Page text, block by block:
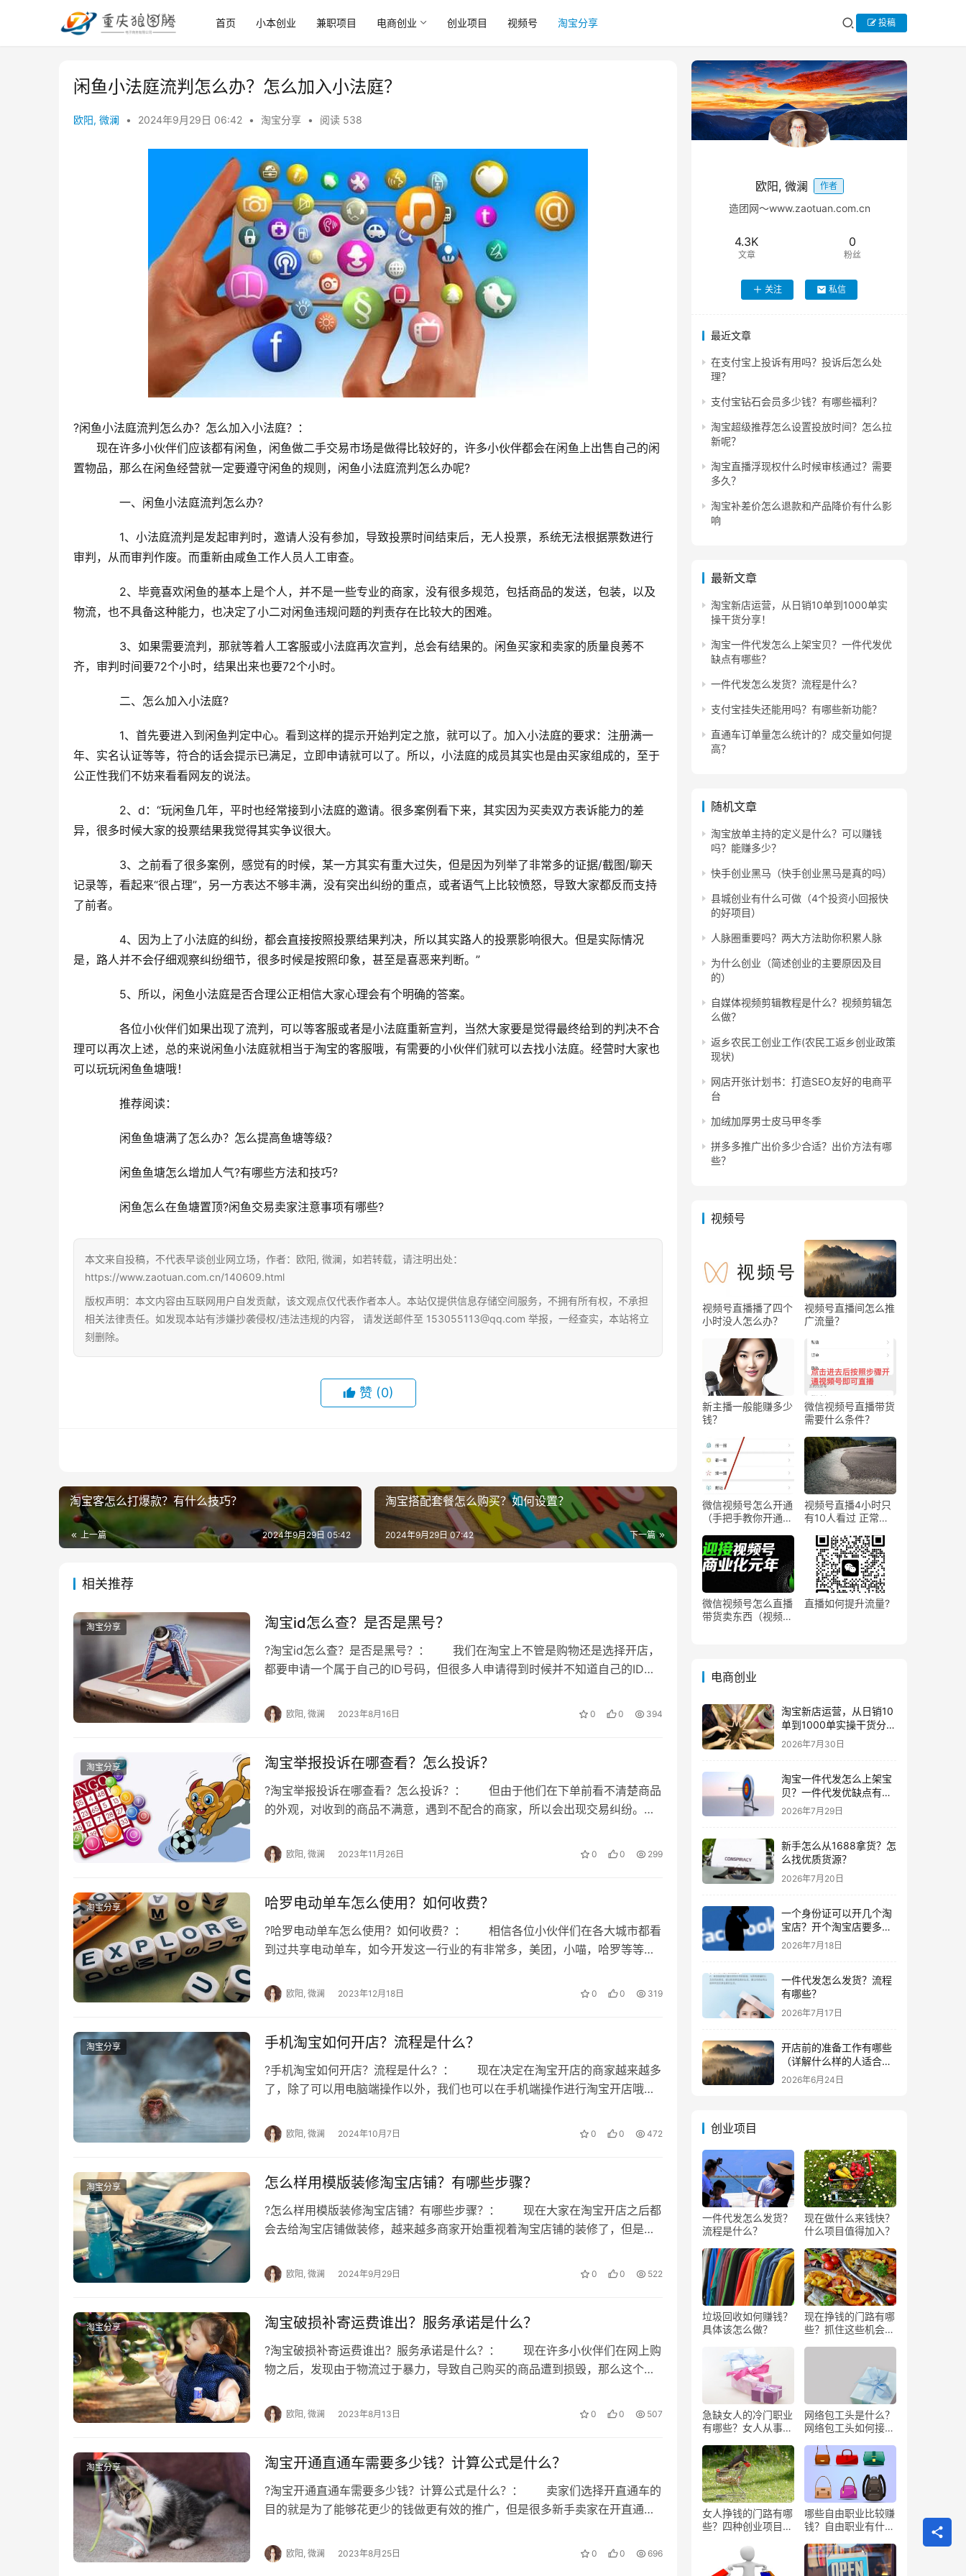
首页 小本创业 兼职项目 电商创业 创业项目 视频号 淘宝分享 投稿
闲鱼小法庭流判怎么办？怎么加入小法庭？
欧阳, 微澜 • 2024年9月29日 06:42 • 淘宝分享 • 阅读 538
?闲鱼小法庭流判怎么办？怎么加入小法庭？：
现在许多小伙伴们应该都有闲鱼，闲鱼做二手交易市场是做得比较好的，许多小伙伴都会在闲鱼上出售自己的闲
置物品，那么在闲鱼经营就一定要遵守闲鱼的规则，闲鱼小法庭流判怎么办呢?
一、闲鱼小法庭流判怎么办?
1、小法庭流判是发起审判时，邀请人没有参加，导致投票时间结束后，无人投票，系统无法根据票数进行
审判，从而审判作废。而重新由咸鱼工作人员人工审查。
2、毕竟喜欢闲鱼的基本上是个人，并不是一些专业的商家，没有很多规范，包括商品的发送，包装，以及
物流，也不具备这种能力，也决定了小二对闲鱼违规问题的判责存在比较大的困难。
3、如果需要流判，那就等着人工客服或小法庭再次宣判，总会有结果的。闲鱼买家和卖家的质量良莠不
齐，审判时间要72个小时，结果出来也要72个小时。
二、怎么加入小法庭?
1、首先要进入到闲鱼判定中心。看到这样的提示开始判定之旅，就可以了。加入小法庭的要求：注册满一
年、实名认证等等，符合的话会提示已满足，立即申请就可以了。所以，小法庭的成员其实也是由买家组成的，至于
公正性我们不妨来看看网友的说法。
2、d：“玩闲鱼几年，平时也经常接到小法庭的邀请。很多案例看下来，其实因为买卖双方表诉能力的差
异，很多时候大家的投票结果我觉得其实争议很大。
3、之前看了很多案例，感觉有的时候，某一方其实有重大过失，但是因为列举了非常多的证据/截图/聊天
记录等，看起来“很占理”，另一方表达不够丰满，没有突出纠纷的重点，或者语气上比较愤怒，导致大家都反而支持
了前者。
4、因为上了小法庭的纠纷，都会直接按照投票结果判决，所以其实路人的投票影响很大。但是实际情况
是，路人并不会仔细观察纠纷细节，很多时候是按照印象，甚至是喜恶来判断。”
5、所以，闲鱼小法庭是否合理公正相信大家心理会有个明确的答案。
各位小伙伴们如果出现了流判，可以等客服或者是小法庭重新宣判，当然大家要是觉得最终给到的判决不合
理可以再次上述，总的来说闲鱼小法庭就相当于淘宝的客服哦，有需要的小伙伴们就可以去找小法庭。经营时大家也
可以玩玩闲鱼鱼塘哦！
推荐阅读：
闲鱼鱼塘满了怎么办？怎么提高鱼塘等级？
闲鱼鱼塘怎么增加人气?有哪些方法和技巧?
闲鱼怎么在鱼塘置顶?闲鱼交易卖家注意事项有哪些?
本文来自投稿，不代表早谈创业网立场，作者：欧阳, 微澜，如若转载，请注明出处：
https://www.zaotuan.com.cn/140609.html
版权声明：本文内容由互联网用户自发贡献，该文观点仅代表作者本人。本站仅提供信息存储空间服务，不拥有所有权，不承担
相关法律责任。如发现本站有涉嫌抄袭侵权/违法违规的内容， 请发送邮件至 153055113@qq.com 举报，一经查实，本站将立
刻删除。
赞 (0)
淘宝客怎么打爆款？有什么技巧？
上一篇 2024年9月29日 05:42
淘宝搭配套餐怎么购买？如何设置？
下一篇
2024年9月29日 07:42
相关推荐
淘宝分享 淘宝id怎么查？是否是黑号？
?淘宝id怎么查？是否是黑号？： 我们在淘宝上不管是购物还是选择开店，
都要申请一个属于自己的ID号码，但很多人申请得到时候并不知道自己的ID
欧阳, 微澜 2023年8月16日 0 0 394
淘宝分享 淘宝举报投诉在哪查看？怎么投诉？
?淘宝举报投诉在哪查看？怎么投诉？： 但由于他们在下单前看不清楚商品
的外观，对收到的商品不满意，遇到不配合的商家，所以会出现交易纠纷。
欧阳, 微澜 2023年11月26日 0 0 299
淘宝分享 哈罗电动单车怎么使用？如何收费？
?哈罗电动单车怎么使用？如何收费？： 相信各位小伙伴们在各大城市都看
到过共享电动单车，如今开发这一行业的有非常多，美团，小喵，哈罗等等。
欧阳, 微澜 2023年12月18日 0 0 319
淘宝分享 手机淘宝如何开店？流程是什么？
?手机淘宝如何开店？流程是什么？： 现在决定在淘宝开店的商家越来越多
了，除了可以用电脑端操作以外，我们也可以在手机端操作进行淘宝开店哦，
欧阳, 微澜 2024年10月7日 0 0 472
淘宝分享 怎么样用模版装修淘宝店铺？有哪些步骤？
?怎么样用模版装修淘宝店铺？有哪些步骤？： 现在大家在淘宝开店之后都
会去给淘宝店铺做装修，越来越多商家开始重视着淘宝店铺的装修了，但是装
欧阳, 微澜 2024年9月29日 0 0 522
淘宝分享 淘宝破损补寄运费谁出？服务承诺是什么？
?淘宝破损补寄运费谁出？服务承诺是什么？： 现在许多小伙伴们在网上购
物之后，发现由于物流过于暴力，导致自己购买的商品遭到损毁，那么这个时
欧阳, 微澜 2023年8月13日 0 0 507
淘宝分享 淘宝开通直通车需要多少钱？计算公式是什么？
?淘宝开通直通车需要多少钱？计算公式是什么？： 卖家们选择开直通车的
目的就是为了能够花更少的钱做更有效的推广，但是很多新手卖家在开直通车
欧阳, 微澜 2023年8月25日 0 0 696
欧阳, 微澜 作者
造团网～www.zaotuan.com.cn
4.3K
文章
0
粉丝
关注 私信
最近文章
在支付宝上投诉有用吗？投诉后怎么处
理？
支付宝钻石会员多少钱？有哪些福利？
淘宝超级推荐怎么设置投放时间？怎么拉
新呢？
淘宝直播浮现权什么时候审核通过？需要
多久？
淘宝补差价怎么退款和产品降价有什么影
响
最新文章
淘宝新店运营，从日销10单到1000单实
操干货分享！
淘宝一件代发怎么上架宝贝？一件代发优
缺点有哪些？
一件代发怎么发货？流程是什么？
支付宝挂失还能用吗？有哪些新功能？
直通车订单量怎么统计的？成交量如何提
高？
随机文章
淘宝放单主持的定义是什么？可以赚钱
吗？能赚多少？
快手创业黑马（快手创业黑马是真的吗）
县城创业有什么可做（4个投资小回报快
的好项目）
人脉圈重要吗？两大方法助你积累人脉
为什么创业（简述创业的主要原因及目
的）
自媒体视频剪辑教程是什么？视频剪辑怎
么做？
返乡农民工创业工作(农民工返乡创业政策
现状)
网店开张计划书：打造SEO友好的电商平
台
加绒加厚男士皮马甲冬季
拼多多推广出价多少合适？出价方法有哪
些？
视频号
视频号直播播了四个
小时没人怎么办？
视频号直播间怎么推
广流量？
新主播一般能赚多少
钱？
微信视频号直播带货
需要什么条件？
微信视频号怎么开通
（手把手教你开通微
视频号直播4小时只
有10人看过 正常
微信视频号怎么直播
带货卖东西（视频号
直播如何提升流量?
电商创业
淘宝新店运营，从日销10
单到1000单实操干货分
享！
2026年7月30日
淘宝一件代发怎么上架宝
贝？一件代发优缺点有哪
些？
2026年7月29日
新手怎么从1688拿货？怎
么找优质货源？
2026年7月20日
一个身份证可以开几个淘
宝店？开个淘宝店要多少
钱？
2026年7月18日
一件代发怎么发货？流程
有哪些？
2026年7月17日
开店前的准备工作有哪些
（详解什么样的人适合做
生意）
2026年6月24日
创业项目
一件代发怎么发货？
流程是什么？
现在做什么来钱快？
什么项目值得加入？
垃圾回收如何赚钱？
具体该怎么做？
现在挣钱的门路有哪
些？抓住这些机会闷
急缺女人的冷门职业
有哪些？女人从事哪
网络包工头是什么？
网络包工头如何接业
女人挣钱的门路有哪
些？四种创业项目推
哪些自由职业比较赚
钱？自由职业有什么